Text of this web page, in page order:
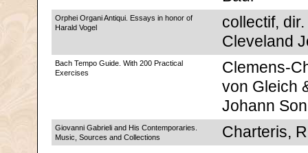
Orphei Organi Antiqui. Essays in honor of
Harald Vogel
collectif, dir.
Cleveland
Bach Tempo Guide. With 200 Practical
Exercises
Clemens-
von Gleich
Johann
Giovanni Gabrieli and His Contemporaries.
Music, Sources and Collections
Charteris,